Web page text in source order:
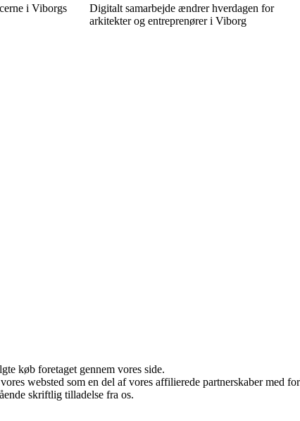
i Viborgs
Digitalt samarbejde ændrer hverdagen for
arkitekter og entreprenører i Viborg
køb foretaget gennem vores side.
websted som en del af vores affilierede partnerskaber med
skriftlig tilladelse fra os.